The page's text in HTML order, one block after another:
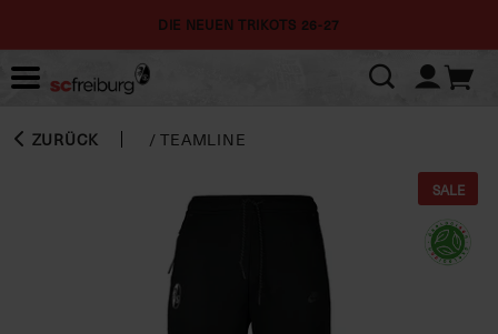
DIE NEUEN TRIKOTS 26-27
ZURÜCK /TEAMLINE
SALE